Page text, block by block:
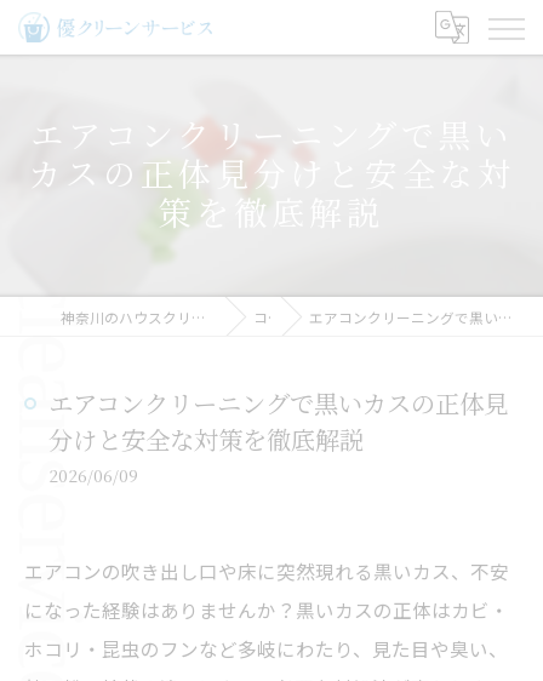
エアコンクリーニングで黒い
カスの正体見分けと安全な対
策を徹底解説
神奈川のハウスクリーニングなら優クリーンサービス コラム エアコンクリーニングで黒いカスの正体見分けと安全な対策を徹底解説
エアコンクリーニングで黒いカスの正体見
分けと安全な対策を徹底解説
2026/06/09
エアコンの吹き出し口や床に突然現れる黒いカス、不安
になった経験はありませんか？黒いカスの正体はカビ・
ホコリ・昆虫のフンなど多岐にわたり、見た目や臭い、